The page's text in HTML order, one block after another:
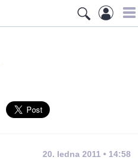
20. ledna 2011 • 14:58